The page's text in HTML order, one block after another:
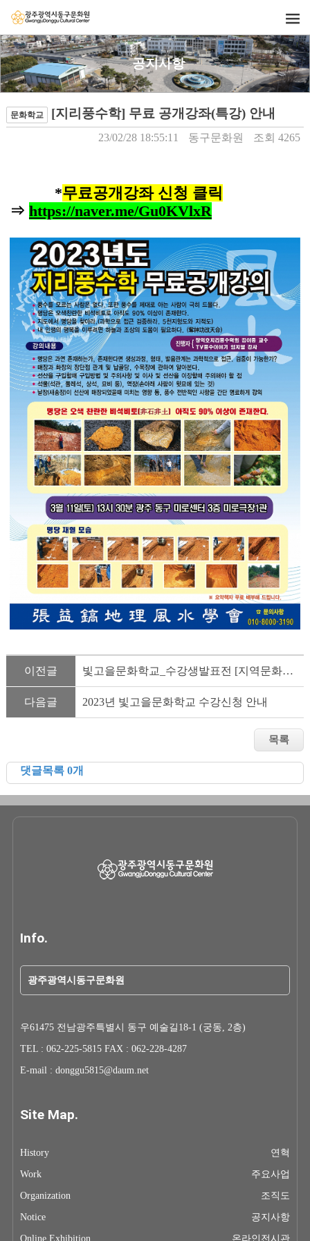
공지사항
문화학교 [지리풍수학] 무료 공개강좌(특강) 안내
23/02/28 18:55:11 동구문화원 조회 4265
*무료공개강좌 신청 클릭
⇒ https://naver.me/Gu0KVlxR
이전글 빛고을문화학교_수강생발표전 [지역문화나눔마당] 안내
다음글 2023년 빛고을문화학교 수강신청 안내
댓글목록 0개
Info.
광주광역시동구문화원
우61475 전남광주특별시 동구 예술길18-1 (궁동, 2층)
TEL : 062-225-5815 FAX : 062-228-4287
E-mail : donggu5815@daum.net
Site Map.
History
연혁
Work
주요사업
Organization
조직도
Notice
공지사항
Online Exhibition
온라인전시관